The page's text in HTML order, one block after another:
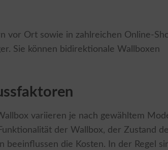
vor Ort sowie in zahlreichen Online-
Sie können bidirektionale Wallboxen
variieren je nach gewähltem
der Wallbox, der Zustand
beeinflussen die Kosten. In der Regel